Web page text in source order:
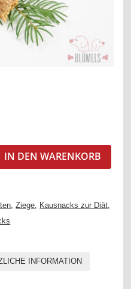
IN DEN WARENKORB
,Ziege, Kausnacks zur Diät,
INFORMATION